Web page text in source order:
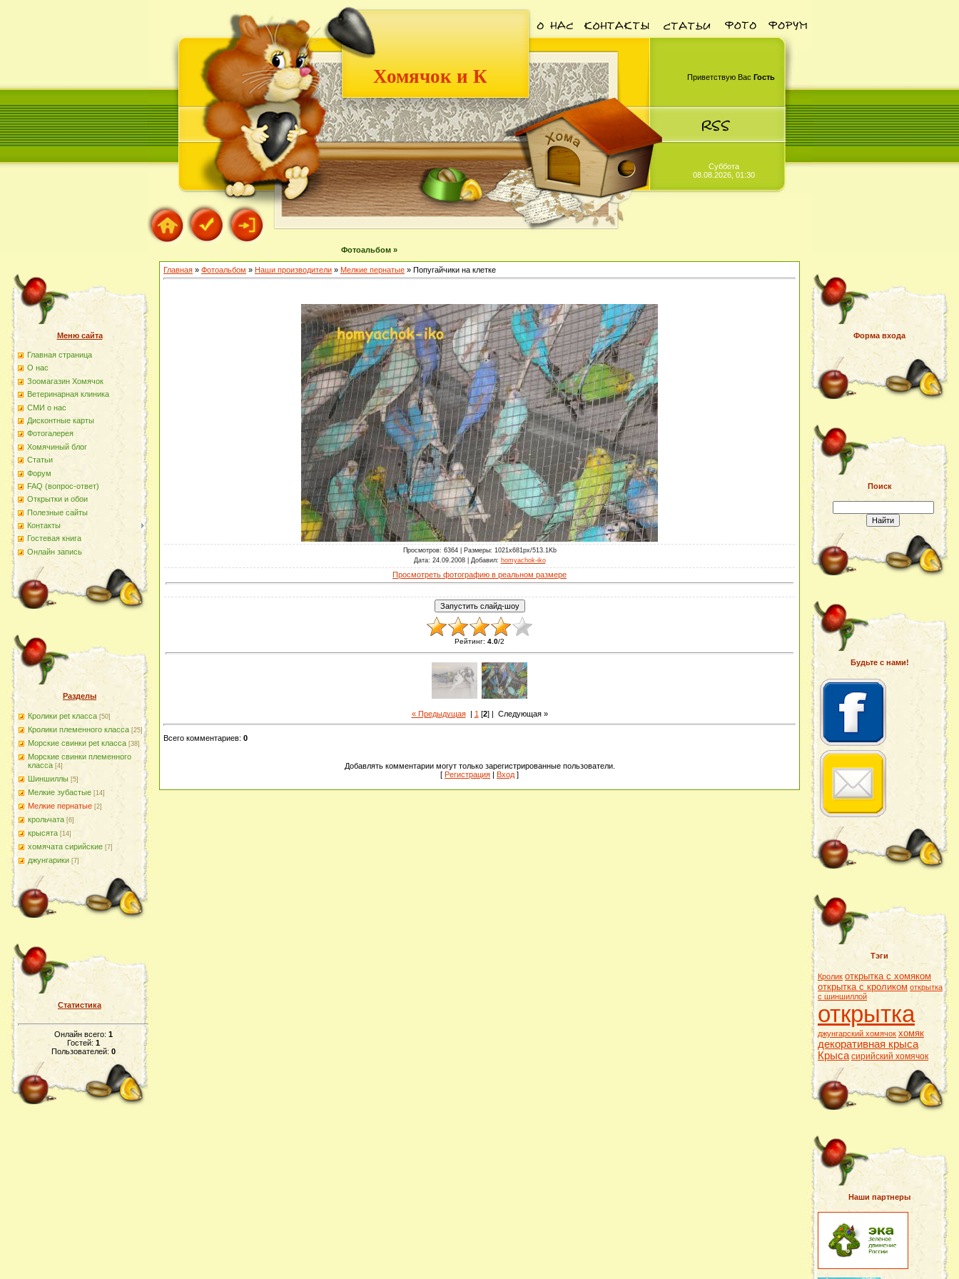
Хомячок и К Приветствую Вас Гость
Суббота
08.08.2026, 01:30
Фотоальбом »
Меню сайта
Главная страница
О наc
Зоомагазин Хомячок
Ветеринарная клиника
СМИ о нас
Дисконтные карты
Фотогалерея
Хомячиный блог
Статьи
Форум
FAQ (вопрос-ответ)
Открытки и обои
Полезные сайты
Контакты
Гостевая книга
Онлайн запись
Разделы
Кролики pet класса [50]
Кролики племенного класса [25]
Морские свинки pet класса [38]
Морские свинки племенного
класса [4]
Шиншиллы [5]
Мелкие зубастые [14]
Мелкие пернатые [2]
крольчата [6]
крысята [14]
хомячата сирийские [7]
джунгарики [7]
Статистика
Онлайн всего: 1
Гостей: 1
Пользователей: 0
Главная » Фотоальбом » Наши производители » Мелкие пернатые » Попугайчики на клетке
Просмотров: 6364 | Размеры: 1021x681px/513.1Kb
Дата: 24.09.2008 | Добавил: homyachok-iko
Просмотреть фотографию в реальном размере
Рейтинг: 4.0/2
« Предыдущая| 1 [2] | Следующая »
Всего комментариев: 0
Добавлять комментарии могут только зарегистрированные пользователи.
[ Регистрация Вход ]
Форма входа
Поиск
Будьте с нами!
Тэги
Кролик открытка с хомяком
открытка с кроликом открытка
с шиншиллой
открытка
джунгарский хомячок хомяк
декоративная крыса
Крыса сирийский хомячок
Наши партнеры